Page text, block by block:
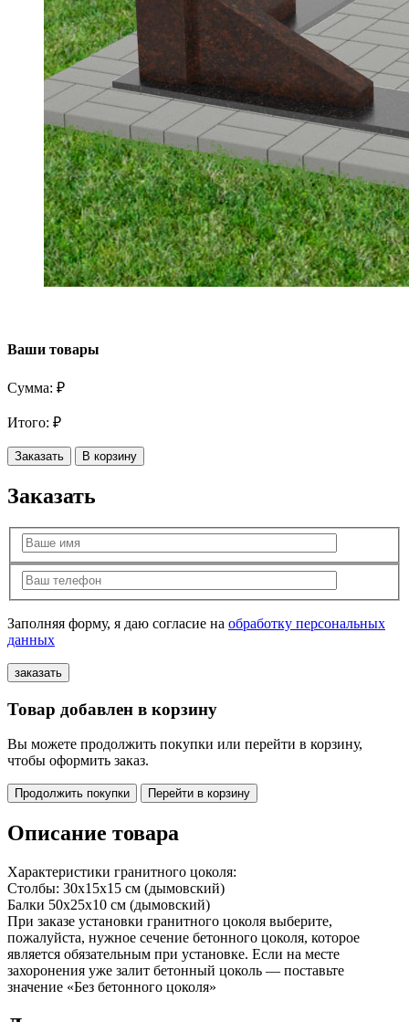
Ваши товары
Сумма: ₽
Итого: ₽
Заказать В корзину
Заказать
Заполняя форму, я даю согласие на обработку персональных
данных
Товар добавлен в корзину
Вы можете продолжить покупки или перейти в корзину,
чтобы оформить заказ.
Продолжить покупки Перейти в корзину
Описание товара
Характеристики гранитного цоколя:
Столбы: 30х15х15 см (дымовский)
Балки 50х25х10 см (дымовский)
При заказе установки гранитного цоколя выберите,
пожалуйста, нужное сечение бетонного цоколя, которое
является обязательным при установке. Если на месте
захоронения уже залит бетонный цоколь — поставьте
значение «Без бетонного цоколя»